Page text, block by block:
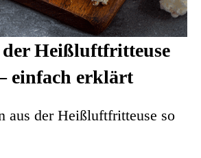
Heißluftfritteuse
einfach erklärt
aus der Heißluftfritteuse so